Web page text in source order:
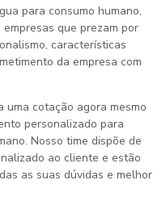
para consumo humano,
que prezam por
características
da empresa com
uma cotação agora mesmo
personalizado para
. Nosso time dispõe de
ao cliente e estão
as suas dúvidas e melhor